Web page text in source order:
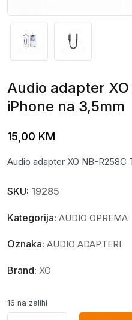
Audio adapter
iPhone na 3,5mm
15,00 KM
Audio adapter XO NB-R258C
SKU: 19285
Kategorija: AUDIO OPREMA
Oznaka: AUDIO ADAPTERI
Brand: XO
16 na zalihi